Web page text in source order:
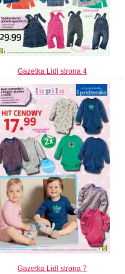
Gazetka Lidl strona 4
Gazetka Lidl strona 7